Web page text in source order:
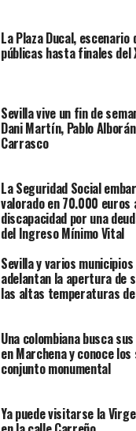
La Plaza Ducal, escenario
públicas hasta finales del
Sevilla vive un fin de
Dani Martín, Pablo
Carrasco
La Seguridad Social
valorado en 70.000 euros
discapacidad por una
del Ingreso Mínimo Vital
Sevilla y varios
adelantan la apertura de
las altas temperaturas
Una colombiana busca
en Marchena y conoce
conjunto monumental
Ya puede visitarse la